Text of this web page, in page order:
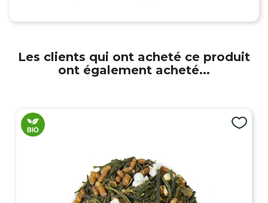
Les clients qui ont acheté ce produit
ont également acheté...